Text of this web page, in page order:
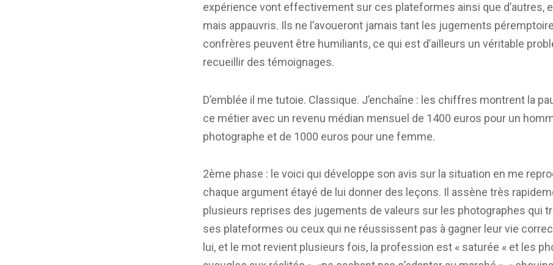
expérience vont effectivement sur ces plateformes ainsi que d’autres,
mais appauvris. Ils ne l’avoueront jamais tant les jugements
confrères peuvent être humiliants, ce qui est d’ailleurs un véritable
recueillir des témoignages.
D’emblée il me tutoie. Classique. J’enchaîne : les chiffres montrent la
ce métier avec un revenu médian mensuel de 1400 euros pour un
photographe et de 1000 euros pour une femme.
2ème phase : le voici qui développe son avis sur la situation en me
chaque argument étayé de lui donner des leçons. Il assène très
plusieurs reprises des jugements de valeurs sur les photographes qui
ses plateformes ou ceux qui ne réussissent pas à gagner leur vie
lui, et le mot revient plusieurs fois, la profession est « saturée « et les